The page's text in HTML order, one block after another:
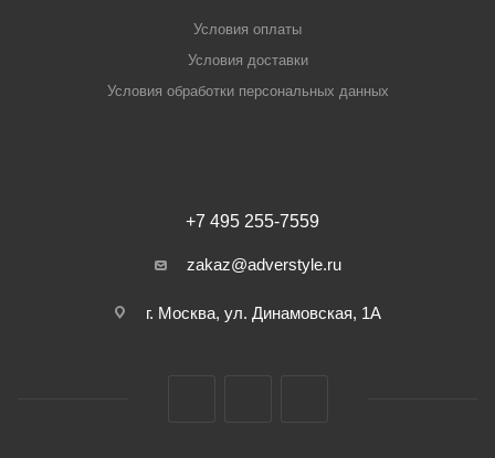
Условия оплаты
Условия доставки
Условия обработки персональных данных
+7 495 255-7559
zakaz@adverstyle.ru
г. Москва, ул. Динамовская, 1А